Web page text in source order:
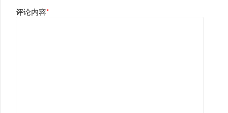
评论内容*